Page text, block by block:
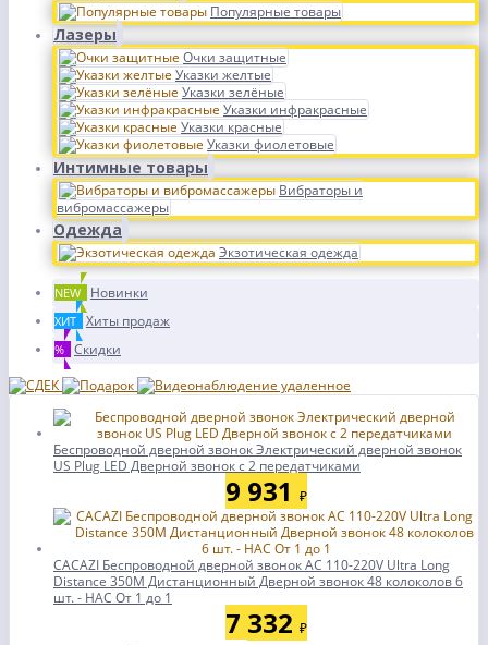
Популярные товары
Лазеры
Очки защитные
Указки желтые
Указки зелёные
Указки инфракрасные
Указки красные
Указки фиолетовые
Интимные товары
Вибраторы и
вибромассажеры
Одежда
Экзотическая одежда
NEW Новинки
ХИТ Хиты продаж
% Скидки
Беспроводной дверной звонок Электрический дверной звонок
US Plug LED Дверной звонок с 2 передатчиками
9 931 ₽
CACAZI Беспроводной дверной звонок AC 110-220V Ultra Long
Distance 350M Дистанционный Дверной звонок 48 колоколов 6
шт. - НАС От 1 до 1
7 332 ₽